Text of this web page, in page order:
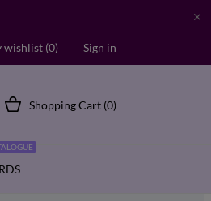

wishlist (0) Sign in
Shopping Cart (0)